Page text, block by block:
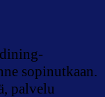
sopinutkaan.
palvelu